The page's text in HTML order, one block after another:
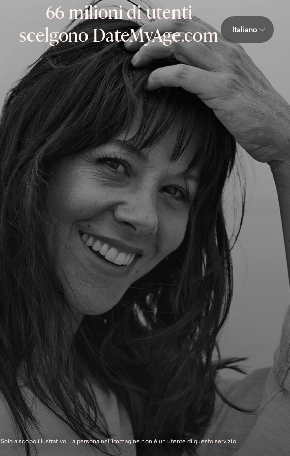
Italiano
66 milioni di utenti
scelgono DateMyAge.com
Solo a scopo illustrativo. La persona nell'immagine non è un utente di questo servizio.